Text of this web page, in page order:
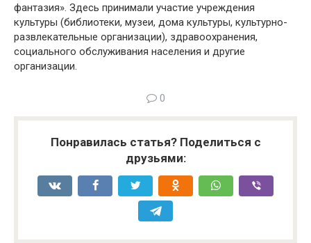
фантазия». Здесь принимали участие учреждения
культуры (библиотеки, музеи, дома культуры, культурно-
развлекательные организации), здравоохранения,
социального обслуживания населения и другие
организации.
0
Понравилась статья? Поделиться с
друзьями: